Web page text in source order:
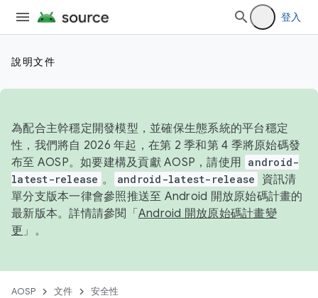
登入
說明文件
為配合主幹穩定開發模型，並確保生態系統的平台穩定
性，我們將自 2026 年起，在第 2 季和第 4 季將原始碼發
布至 AOSP。如要建構及貢獻 AOSP，請使用 android-
latest-release 。 android-latest-release
資訊清
單分支版本一律會參照推送至 Android 開放原始碼計畫的
最新版本。詳情請參閱「 Android 開放原始碼計畫變
更 」。
AOSP 文件 安全性